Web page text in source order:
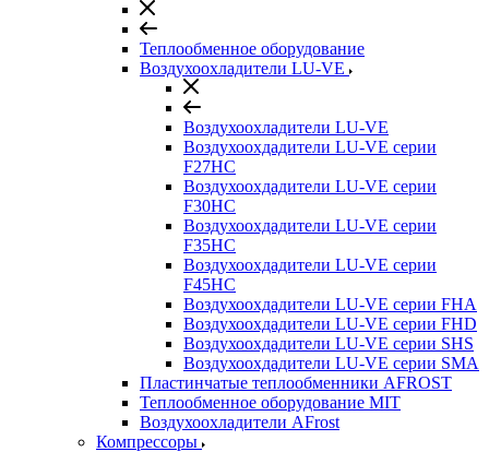
Теплообменное оборудование
Воздухоохладители LU-VE
Воздухоохладители LU-VE
Воздухоохдадители LU-VE серии
F27HC
Воздухоохдадители LU-VE серии
F30HC
Воздухоохдадители LU-VE серии
F35HC
Воздухоохдадители LU-VE серии
F45HC
Воздухоохдадители LU-VE серии FHA
Воздухоохдадители LU-VE серии FHD
Воздухоохдадители LU-VE серии SHS
Воздухоохдадители LU-VE серии SMA
Пластинчатые теплообменники AFROST
Теплообменное оборудование MIT
Воздухоохладители AFrost
Компрессоры